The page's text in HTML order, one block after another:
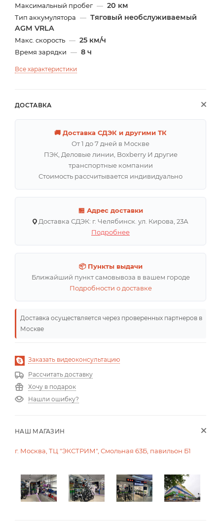
Максимальный пробег — 20 км
Тип аккумулятора — Тяговый необслуживаемый
AGM VRLA
Макс. скорость — 25 км/ч
Время зарядки — 8 ч
Все характеристики
ДОСТАВКА
🚚 Доставка СДЭК и другими ТК
От 1 до 7 дней в Москве
ПЭК, Деловые линии, Boxberry И другие
транспортные компании
Стоимость рассчитывается индивидуально
🏪 Адрес доставки
Доставка СДЭК: г. Челябинск. ул. Кирова, 23А
Подробнее
📦 Пункты выдачи
Ближайший пункт самовывоза в вашем городе
Подробности о доставке
Доставка осуществляется через проверенных партнеров в
Москве
Заказать видеоконсультацию
Рассчитать доставку
Хочу в подарок
Нашли ошибку?
НАШ МАГАЗИН
г. Москва, ТЦ "ЭКСТРИМ", Смольная 63Б, павильон Б1